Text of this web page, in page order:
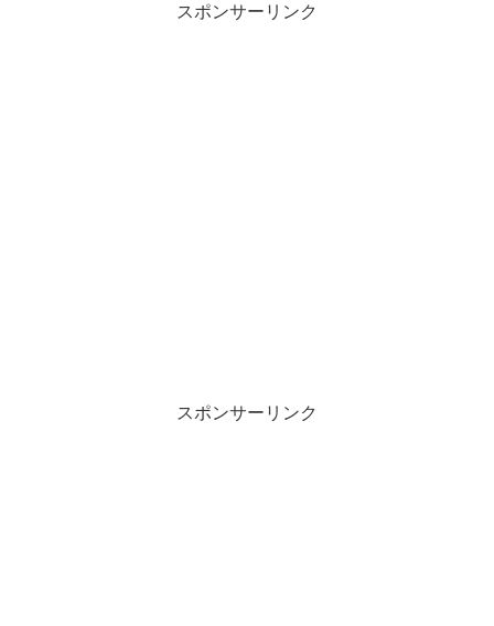
スポンサーリンク
スポンサーリンク